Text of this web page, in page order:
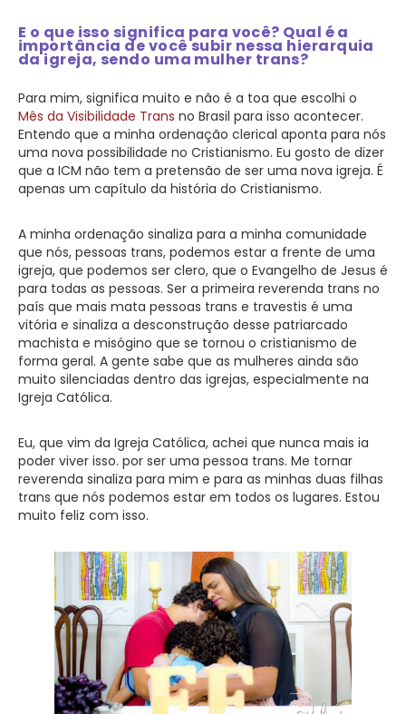
E o que isso significa para você? Qual é a
importância de você subir nessa hierarquia
da igreja, sendo uma mulher trans?
Para mim, significa muito e não é a toa que escolhi o
Mês da Visibilidade Trans no Brasil para isso acontecer.
Entendo que a minha ordenação clerical aponta para nós
uma nova possibilidade no Cristianismo. Eu gosto de dizer
que a ICM não tem a pretensão de ser uma nova igreja. É
apenas um capítulo da história do Cristianismo.
A minha ordenação sinaliza para a minha comunidade
que nós, pessoas trans, podemos estar a frente de uma
igreja, que podemos ser clero, que o Evangelho de Jesus é
para todas as pessoas. Ser a primeira reverenda trans no
país que mais mata pessoas trans e travestis é uma
vitória e sinaliza a desconstrução desse patriarcado
machista e misógino que se tornou o cristianismo de
forma geral. A gente sabe que as mulheres ainda são
muito silenciadas dentro das igrejas, especialmente na
Igreja Católica.
Eu, que vim da Igreja Católica, achei que nunca mais ia
poder viver isso. por ser uma pessoa trans. Me tornar
reverenda sinaliza para mim e para as minhas duas filhas
trans que nós podemos estar em todos os lugares. Estou
muito feliz com isso.